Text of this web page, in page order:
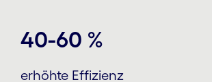
40-60 %
erhöhte Effizienz